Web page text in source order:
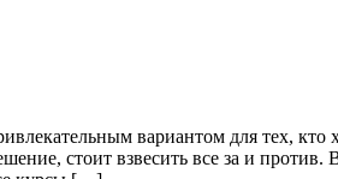
вариантом для тех, кто
стоит взвесить все за и